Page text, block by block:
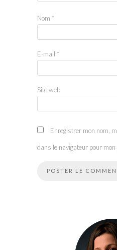
Nom *
E-mail *
Site web
Enregistrer mon nom,
dans le navigateur pour